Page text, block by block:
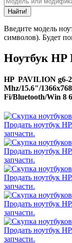
Найти!
Введите модель
символов). Будет
Ноутбук HP
HP PAVILION g6-
Mhz/15.6"/
Fi/Bluetooth/Win 8